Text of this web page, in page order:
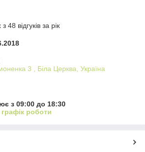
48 відгуків за рік
3 , Біла Церква, Україна
з 09:00 до 18:30
роботи